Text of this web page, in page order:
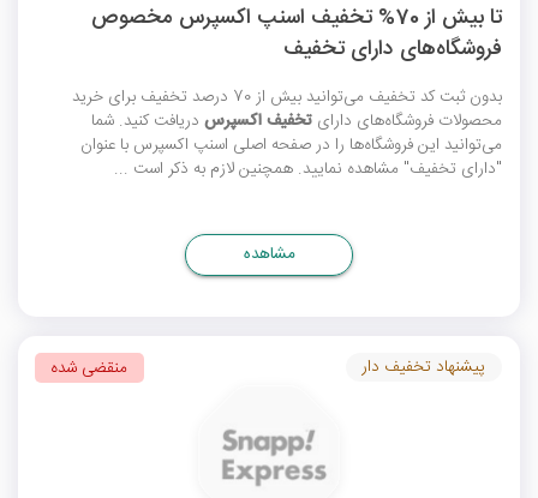
تا بیش از 70% تخفیف اسنپ اکسپرس مخصوص
فروشگاه‌های دارای تخفیف
بدون ثبتکد تخفیف
می‌توانید بیش از 70 درصد تخفیف برای خرید
محصولات فروشگاه‌های دارای تخفیف اکسپرس دریافت کنید. شما
می‌توانید این فروشگاه‌ها را در صفحه اصلی اسنپ اکسپرس با عنوان
"دارای تخفیف" مشاهده نمایید. همچنین لازم به ذکر است ...
مشاهده
پیشنهاد تخفیف دار منقضی شده